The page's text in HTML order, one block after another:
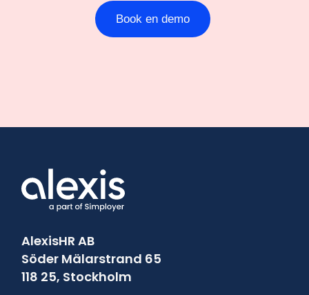
Book en demo
AlexisHR AB
Söder Mälarstrand 65
118 25, Stockholm